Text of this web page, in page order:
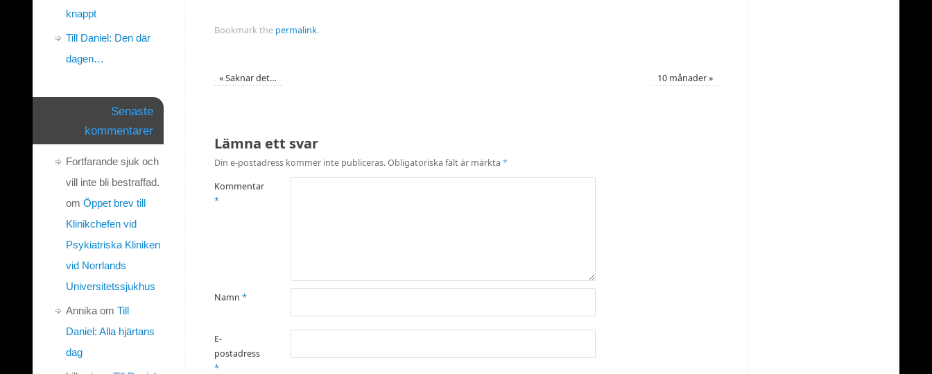
Bookmark the permalink.
«Saknar det… 10 månader»
Lämna ett svar
Din e-postadress kommer inte publiceras.Obligatoriska fält är märkta *
Kommentar
*
Namn *
E-
postadress
*
knappt
Till Daniel: Den där
dagen…
Senaste
kommentarer
Fortfarande sjuk och
vill inte bli bestraffad.
om Öppet brev till
Klinikchefen vid
Psykiatriska Kliniken
vid Norrlands
Universitetssjukhus
Annika om Till
Daniel: Alla hjärtans
dag